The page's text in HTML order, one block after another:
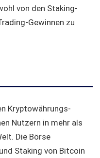
von den Staking-
Gewinnen zu
Kryptowährungs-
Nutzern in mehr als
Die Börse
Staking von Bitcoin